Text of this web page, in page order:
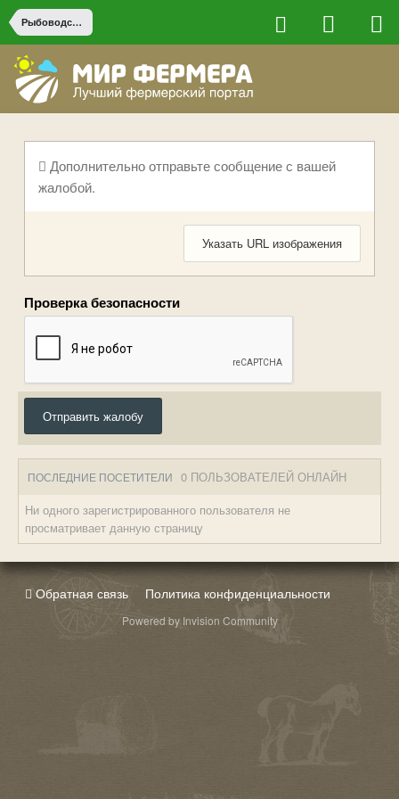
Рыбоводство
Дополнительно отправьте сообщение с вашей
жалобой.
Указать URL изображения
Проверка безопасности
Отправить жалобу
ПОСЛЕДНИЕ ПОСЕТИТЕЛИ 0 ПОЛЬЗОВАТЕЛЕЙ ОНЛАЙН
Ни одного зарегистрированного пользователя не
просматривает данную страницу
Обратная связь Политика конфиденциальности
Powered by Invision Community